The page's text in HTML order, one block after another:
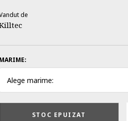
de
MARIME:
Alege marime:
STOC EPUIZAT